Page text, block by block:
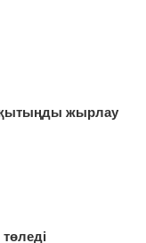
жырлау